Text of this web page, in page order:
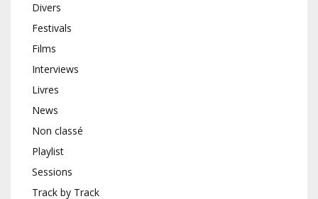
Divers
Festivals
Films
Interviews
Livres
News
Non classé
Playlist
Sessions
Track by Track